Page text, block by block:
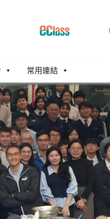
常用連結